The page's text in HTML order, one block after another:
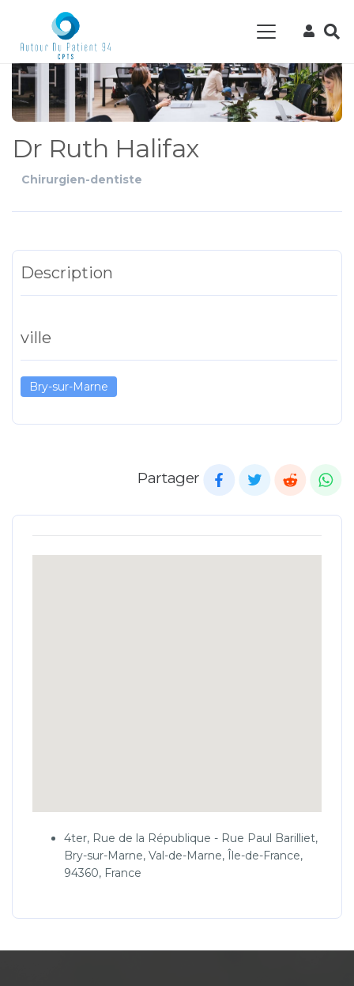
Dr Ruth Halifax
Chirurgien-dentiste
Description
ville
Bry-sur-Marne
Partager
4ter, Rue de la République - Rue Paul Barilliet,
Bry-sur-Marne, Val-de-Marne, Île-de-France,
94360, France